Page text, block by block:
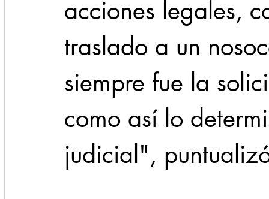
acciones legales,
traslado a un
siempre fue la
como así lo
judicial",